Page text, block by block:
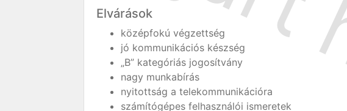
Elvárások
középfokú végzettség
jó kommunikációs készség
„B” kategóriás jogosítvány
nagy munkabírás
nyitottság a telekommunikációra
számítógépes felhasználói ismeretek